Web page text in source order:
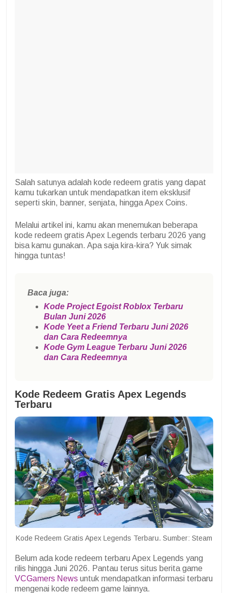
Salah satunya adalah kode redeem gratis yang dapat
kamu tukarkan untuk mendapatkan item eksklusif
seperti skin, banner, senjata, hingga Apex Coins.
Melalui artikel ini, kamu akan menemukan beberapa
kode redeem gratis Apex Legends terbaru 2026 yang
bisa kamu gunakan. Apa saja kira-kira? Yuk simak
hingga tuntas!
Baca juga:
Kode Project Egoist Roblox Terbaru
Bulan Juni 2026
Kode Yeet a Friend Terbaru Juni 2026
dan Cara Redeemnya
Kode Gym League Terbaru Juni 2026
dan Cara Redeemnya
Kode Redeem Gratis Apex Legends
Terbaru
Kode Redeem Gratis Apex Legends Terbaru. Sumber: Steam
Belum ada kode redeem terbaru Apex Legends yang
rilis hingga Juni 2026. Pantau terus situs berita game
VCGamers News untuk mendapatkan informasi terbaru
mengenai kode redeem game lainnya.